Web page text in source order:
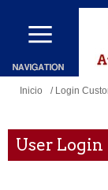
Se
usted
aquí
Inicio / Login
User Login